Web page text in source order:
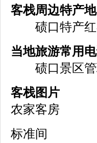
客栈周边特产
碛口特产红
当地旅游常用
碛口景区管
客栈图片
农家客房
标准间